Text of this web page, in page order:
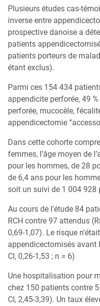
Plusieurs études cas-
inverse entre
prospective danoise a
patients
patients porteurs de
étant exclus).
Parmi ces 154 434
appendicite perforée, 49
perforée, mucocèle,
appendicectomie
Dans cette cohorte
femmes, l’âge moyen de
pour les hommes, de 28
de 6,4 ans pour les
soit un suivi de 1 004 928
Au cours de l’étude 84
RCH contre 97 attendus
0,69-1,07). Le risque
appendicectomisés avant
CI, 0,26-1,53 ; n = 6)
Une hospitalisation pour
chez 150 patients contre
CI, 2,45-3,39). Un taux
Qu’est-ce que la